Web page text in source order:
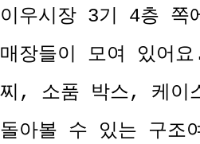
이우시장 3기 4층 쪽
매장들이 모여 있어
찌, 소품 박스, 케이
돌아볼 수 있는 구조